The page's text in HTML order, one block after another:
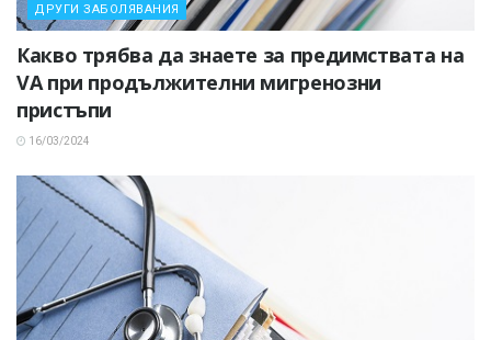
ДРУГИ ЗАБОЛЯВАНИЯ
Какво трябва да знаете за предимствата на
VA при продължителни мигренозни
пристъпи
16/03/2024